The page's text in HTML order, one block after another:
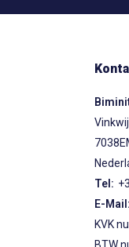
Tel:
E-Mail:
KVK